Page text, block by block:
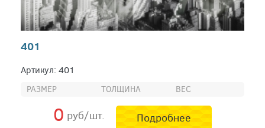
401
Артикул: 401
РАЗМЕР ТОЛЩИНА ВЕС
0 руб/шт. Подробнее